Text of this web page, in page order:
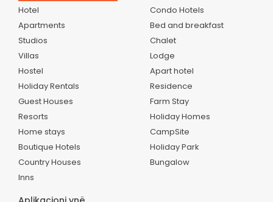
Hotel
Apartments
Studios
Villas
Hostel
Holiday Rentals
Guest Houses
Resorts
Home stays
Boutique Hotels
Country Houses
Inns
Condo Hotels
Bed and breakfast
Chalet
Lodge
Apart hotel
Residence
Farm Stay
Holiday Homes
CampSite
Holiday Park
Bungalow